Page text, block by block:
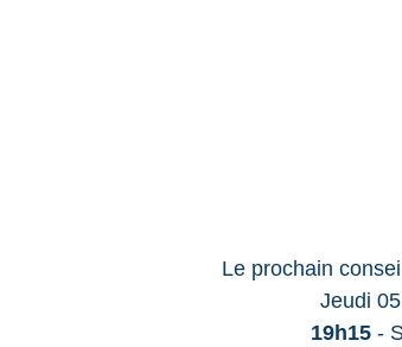
Le prochain
Jeudi
19h15 -